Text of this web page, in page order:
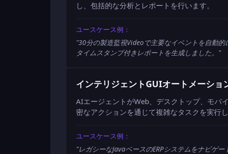
し、包括的な分析とレポートを行います。
ユースケース例：
"30分の製造監視Videoで主要なイベントを自動
タイムスタンプ付きレポートを生成しました。 "
インテリジェントGUIオートメーショ
AIエージェントがWeb、デスクトップ、モバ
密なアクションを通じて複雑なタスクを実行し
ユースケース例：
"レガシーなJavaベースのERPシステムをナビゲ